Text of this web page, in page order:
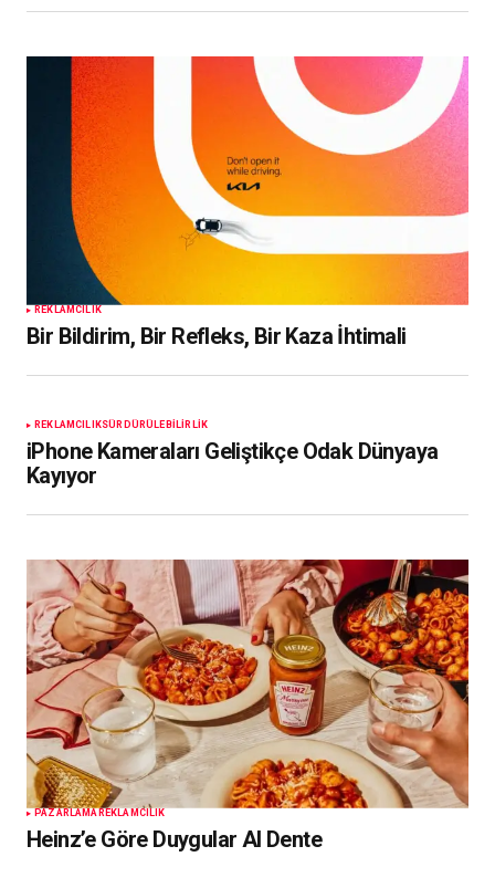
REKLAMCILIK
Bir Bildirim, Bir Refleks, Bir Kaza İhtimali
REKLAMCILIKSÜRDÜRÜLEBILIRLIK
iPhone Kameraları Geliştikçe Odak Dünyaya
Kayıyor
PAZARLAMA REKLAMCILIK
Heinz’e Göre Duygular Al Dente